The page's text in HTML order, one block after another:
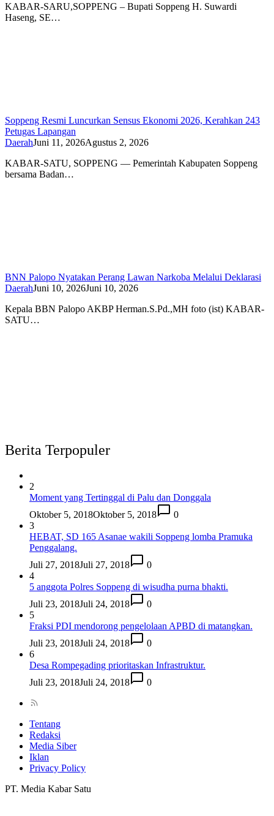
KABAR-SARU,SOPPENG – Bupati Soppeng H. Suwardi
Haseng, SE…
Soppeng Resmi Luncurkan Sensus Ekonomi 2026, Kerahkan 243
Petugas Lapangan
DaerahJuni 11, 2026Agustus 2, 2026
KABAR-SATU, SOPPENG — Pemerintah Kabupaten Soppeng
bersama Badan…
BNN Palopo Nyatakan Perang Lawan Narkoba Melalui Deklarasi
DaerahJuni 10, 2026Juni 10, 2026
Kepala BBN Palopo AKBP Herman.S.Pd.,MH foto (ist) KABAR-
SATU…
Berita Terpopuler
2
Moment yang Tertinggal di Palu dan Donggala
Oktober 5, 2018Oktober 5, 2018
0
3
HEBAT, SD 165 Asanae wakili Soppeng lomba Pramuka
Penggalang.
Juli 27, 2018Juli 27, 2018
0
4
5 anggota Polres Soppeng di wisudha purna bhakti.
Juli 23, 2018Juli 24, 2018
0
5
Fraksi PDI mendorong pengelolaan APBD di matangkan.
Juli 23, 2018Juli 24, 2018
0
6
Desa Rompegading prioritaskan Infrastruktur.
Juli 23, 2018Juli 24, 2018 0
Tentang
Redaksi
Media Siber
Iklan
Privacy Policy
PT. Media Kabar Satu